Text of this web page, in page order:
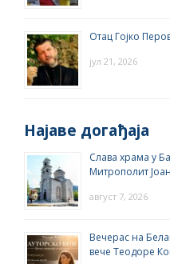
Отац Гојко
јул 21, 2026
Најаве догађаја
Слава храма у
Митрополит
август 7, 2026
Вечерас на
вече Теодоре